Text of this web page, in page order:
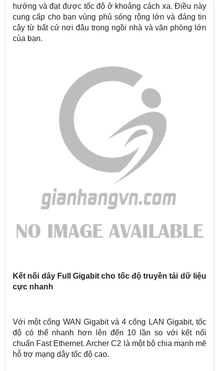
hướng và đạt được tốc độ ở khoảng cách xa. Điều này
cung cấp cho bạn vùng phủ sóng rộng lớn và đáng tin
cậy từ bất cứ nơi đâu trong ngồi nhà và văn phòng lớn
cùa bạn.
Kết nối dây Full Gigabit cho tốc độ truyền tải dữ liệu
cực nhanh
Với một cổng WAN Gigabit và 4 cổng LAN Gigabit, tốc
độ có thể nhanh hơn lên đến 10 lần so với kết nối
chuẩn Fast Ethernet. Archer C2 là một bộ chia mạnh mẽ
hỗ trợ mạng dây tốc độ cao.